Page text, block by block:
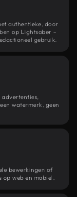
authentieke, door
op Lightsaber –
gebruik.
advertenties,
watermerk, geen
bewerkingen of
op web en mobiel.